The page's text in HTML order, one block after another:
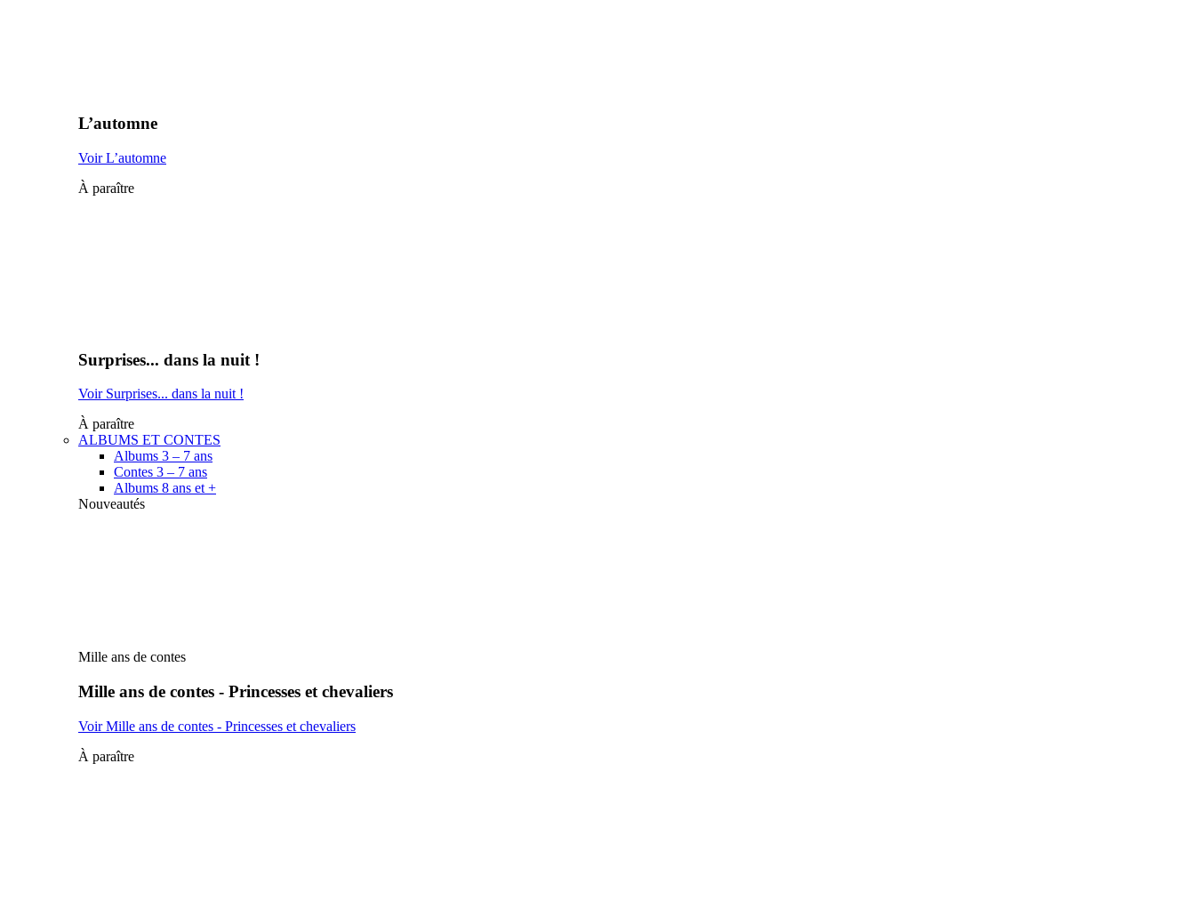
L’automne
Voir L’automne
À paraître
Surprises... dans la nuit !
Voir Surprises... dans la nuit !
À paraître
ALBUMS ET CONTES
Albums 3 – 7 ans
Contes 3 – 7 ans
Albums 8 ans et +
Nouveautés
Mille ans de contes
Mille ans de contes - Princesses et chevaliers
Voir Mille ans de contes - Princesses et chevaliers
À paraître